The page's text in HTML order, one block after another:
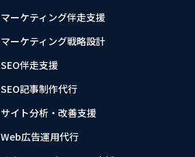
マーケティング伴走支援
マーケティング戦略設計
SEO伴走支援
SEO記事制作代行
サイト分析・改善支援
Web広告運用代行